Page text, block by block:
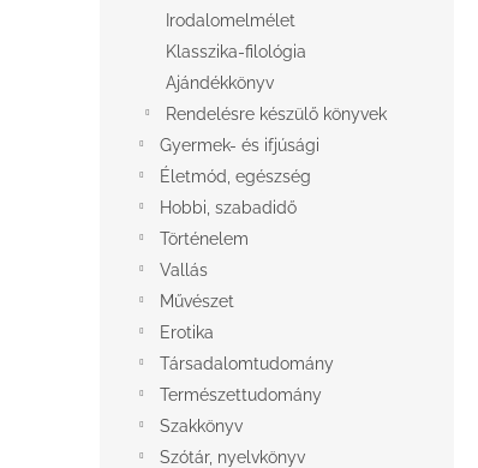
Irodalomelmélet
Klasszika-filológia
Ajándékkönyv
Rendelésre készülő könyvek
Gyermek- és ifjúsági
Életmód, egészség
Hobbi, szabadidő
Történelem
Vallás
Művészet
Erotika
Társadalomtudomány
Természettudomány
Szakkönyv
Szótár, nyelvkönyv